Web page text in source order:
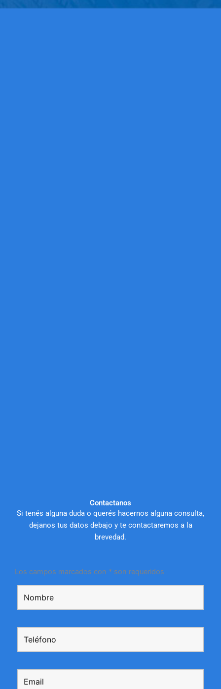
Contactanos
Si tenés alguna duda o querés hacernos alguna consulta,
dejanos tus datos debajo y te contactaremos a la
brevedad.
Los campos marcados con * son requeridos